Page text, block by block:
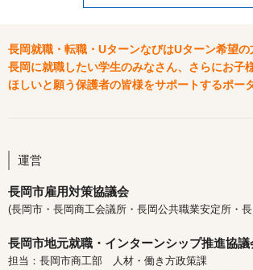
長岡就職・転職・UターンなびはUターン希望の
長岡に就職したい学生のみなさん、さらにお子
ほしいと願う保護者の皆様をサポートするポー
運営
長岡市雇用対策協議会
(長岡市・長岡商工会議所・長岡公共職業安定所・
長岡市地元就職・インターンシップ推進協議
担当：長岡市商工部 人材・働き方政策課